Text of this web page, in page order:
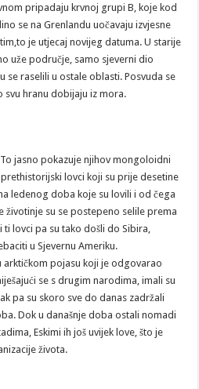
pripadaju krvnoj grupi B, koje kod
se na Grenlandu uočavaju izvjesne
je utjecaj novijeg datuma. U starije
uže područje, samo sjeverni dio
se raselili u ostale oblasti. Posvuda se
hranu dobijaju iz mora.
jasno pokazuje njihov mongoloidni
lovci koji su prije desetine
ledenog doba koje su lovili i od čega
životinje su se postepeno selile prema
ti lovci pa su tako došli do Sibira,
u Sjevernu Ameriku.
arktičkom pojasu koji je odgovarao
se s drugim narodima, imali su
pa su skoro sve do danas zadržali
Dok u današnje doba ostali nomadi
Eskimi ih još uvijek love, što je
života.